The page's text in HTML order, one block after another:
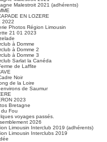
Malestroit 2021 (adhérents)
EN LOZERE
2022
Photos Région Limousin
21 01 2023
à Domme
à Domme 2
à Domme 3
Sarlat la Canéda
de Laffite
Noir
de la Loire
de Saumur
2023
Bretagne
du Fou
voyages passés.
2026
Limousin Interclub 2019 (adhérents)
Limousin Interclubs 2019